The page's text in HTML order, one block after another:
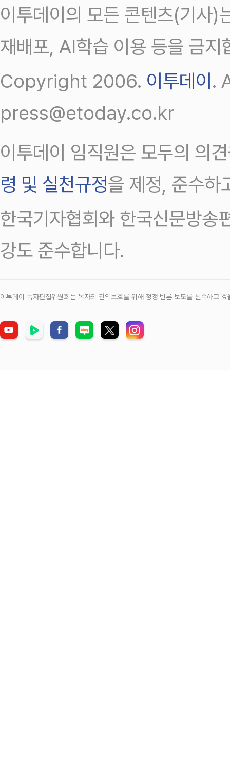
이투데이의 모든 콘텐츠(기사)
재배포, AI학습 이용 등을 금지
Copyright 2006. 이투데이 .
press@etoday.co.kr
이투데이 임직원은 모두의 의
령 및 실천규정을 제정, 준수하
한국기자협회와 한국신문방송
강도 준수합니다.
이투데이 독자편집위원회는 독자의 권익보호를 위해 정정‧반론 보도를 신속하고